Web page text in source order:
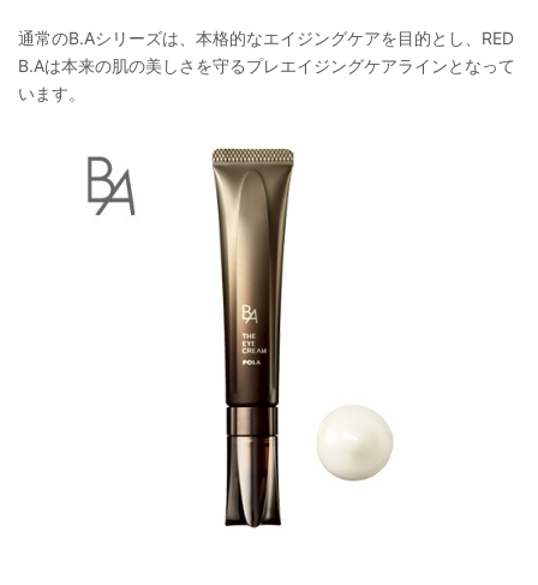
通常のB.Aシリーズは、本格的なエイジングケアを目的とし、RED
B.Aは本来の肌の美しさを守るプレエイジングケアラインとなって
います。